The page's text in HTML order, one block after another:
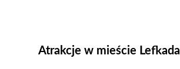
Atrakcje w mieście Lefkada